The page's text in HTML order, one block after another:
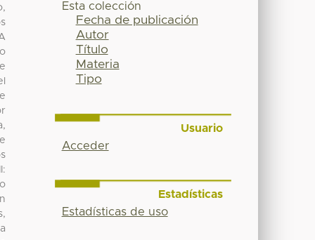
Esta colección
Fecha de publicación
Autor
Título
Materia
Tipo
Usuario
Acceder
Estadísticas
Estadísticas de uso